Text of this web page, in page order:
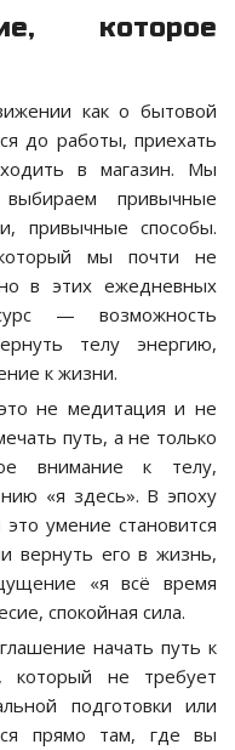
которое
как о бытовой
до работы, приехать
в магазин. Мы
привычные
привычные способы.
мы почти не
в этих ежедневных
— возможность
телу энергию,
к жизни.
не медитация и не
путь, а не только
внимание к телу,
«я здесь». В эпоху
умение становится
вернуть его в жизнь,
«я всё время
спокойная сила.
начать путь к
который не требует
подготовки или
прямо там, где вы